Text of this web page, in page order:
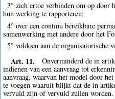
3° zich ertoe verbinden om op door
hun werking te rapporteren;
4° over een continu bereikbare
samenwerking met andere door het
5° voldoen aan de organisatorische
Art. 11.
Onverminderd de in
indienen van een aanvraag tot
aanvraag, waarvan het model door
te voegen waaruit blijkt dat de in
vervuld zijn of vervuld zullen worden.